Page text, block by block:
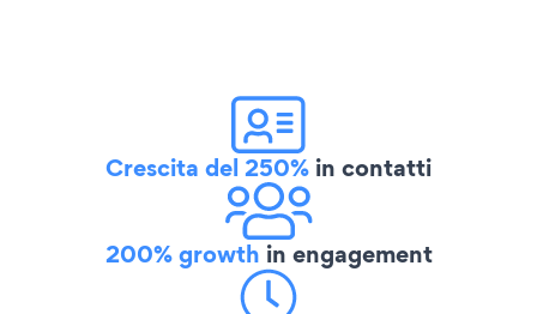
Crescita del 250% in contatti
200% growth in engagement